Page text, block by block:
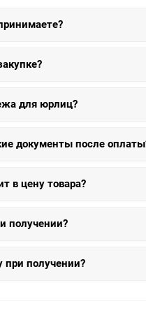
для юрлиц?
документы после
в цену товара?
получении?
при получении?